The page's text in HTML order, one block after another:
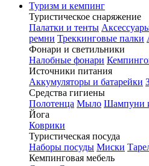
Туризм и кемпинг
Туристическое снаряжение
Палатки и тенты
ремни Треккинговые палки
Фонари и светильники
Налобные фонари
Источники питания
Аккумуляторы и батарейки
Средства гигиены
Полотенца Мыло Шампуни
Йога
Коврики
Туристическая посуда
Наборы посуды Миски
Кемпинговая мебель